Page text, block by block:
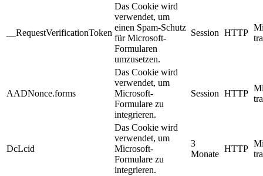
__RequestVerificationToken
Das Cookie wird
verwendet, um
einen Spam-Schutz
für Microsoft-
Formularen
umzusetzen.
Session HTTP
AADNonce.forms
Das Cookie wird
verwendet, um
Microsoft-
Formulare zu
integrieren.
Session HTTP
DcLcid
Das Cookie wird
verwendet, um
Microsoft-
Formulare zu
integrieren.
3
Monate
HTTP